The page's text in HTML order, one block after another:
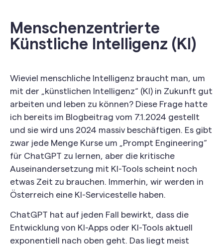
Menschenzentrierte
Künstliche Intelligenz (KI)
Wieviel menschliche Intelligenz braucht man, um
mit der „künstlichen Intelligenz“ (KI) in Zukunft gut
arbeiten und leben zu können? Diese Frage hatte
ich bereits im Blogbeitrag vom 7.1.2024 gestellt
und sie wird uns 2024 massiv beschäftigen. Es gibt
zwar jede Menge Kurse um „Prompt Engineering“
für ChatGPT zu lernen, aber die kritische
Auseinandersetzung mit KI-Tools scheint noch
etwas Zeit zu brauchen. Immerhin, wir werden in
Österreich eine KI-Servicestelle haben.
ChatGPT hat auf jeden Fall bewirkt, dass die
Entwicklung von KI-Apps oder KI-Tools aktuell
exponentiell nach oben geht. Das liegt meist